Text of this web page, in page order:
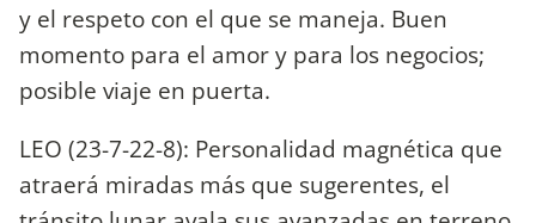
y el respeto con el que se maneja. Buen
momento para el amor y para los negocios;
posible viaje en puerta.
LEO (23-7-22-8): Personalidad magnética que
atraerá miradas más que sugerentes, el